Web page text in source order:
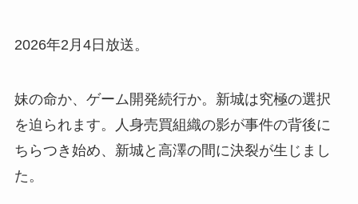
2026年2月4日放送。
妹の命か、ゲーム開発続行か。新城は究極の選択
を迫られます。人身売買組織の影が事件の背後に
ちらつき始め、新城と高澤の間に決裂が生じまし
た。